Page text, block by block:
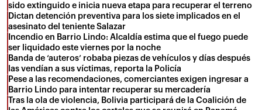
sido extinguido e inicia nueva etapa para recuperar el terreno
Dictan detención preventiva para los siete implicados en el
asesinato del teniente Salazar
Incendio en Barrio Lindo: Alcaldía estima que el fuego puede
ser liquidado este viernes por la noche
Banda de ‘auteros’ robaba piezas de vehículos y días después
las vendían a sus víctimas, reporta la Policía
Pese a las recomendaciones, comerciantes exigen ingresar a
Barrio Lindo para intentar recuperar su mercadería
Tras la ola de violencia, Bolivia participará de la Coalición de